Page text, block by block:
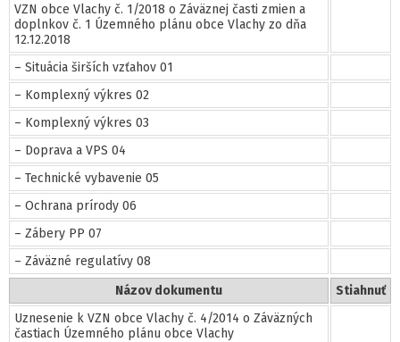
VZN obce Vlachy č. 1/2018 o Záväznej časti zmien a
doplnkov č. 1 Územného plánu obce Vlachy zo dňa
12.12.2018
– Situácia širších vzťahov 01
– Komplexný výkres 02
– Komplexný výkres 03
– Doprava a VPS 04
– Technické vybavenie 05
– Ochrana prírody 06
– Zábery PP 07
– Záväzné regulatívy 08
Názov dokumentu
Stiahnuť
Uznesenie k VZN obce Vlachy č. 4/2014 o Záväzných
častiach Územného plánu obce Vlachy